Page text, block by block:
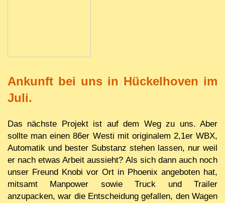
Ankunft bei uns in Hückelhoven im
Juli.
Das nächste Projekt ist auf dem Weg zu uns. Aber
sollte man einen 86er Westi mit originalem 2,1er WBX,
Automatik und bester Substanz stehen lassen, nur weil
er nach etwas Arbeit aussieht? Als sich dann auch noch
unser Freund Knobi vor Ort in Phoenix angeboten hat,
mitsamt Manpower sowie Truck und Trailer
anzupacken, war die Entscheidung gefallen, den Wagen